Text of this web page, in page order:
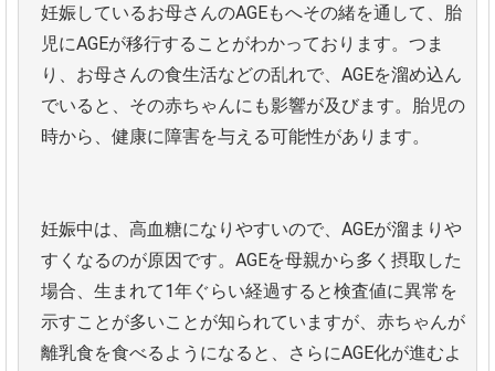
妊娠しているお母さんのAGEもへその緒を通して、胎
児にAGEが移行することがわかっております。つま
り、お母さんの食生活などの乱れで、AGEを溜め込ん
でいると、その赤ちゃんにも影響が及びます。胎児の
時から、健康に障害を与える可能性があります。
妊娠中は、高血糖になりやすいので、AGEが溜まりや
すくなるのが原因です。AGEを母親から多く摂取した
場合、生まれて1年ぐらい経過すると検査値に異常を
示すことが多いことが知られていますが、赤ちゃんが
離乳食を食べるようになると、さらにAGE化が進むよ